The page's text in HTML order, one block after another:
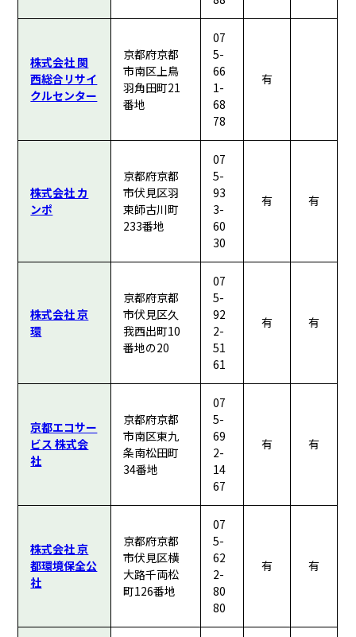
株式会社 関
西総合リサイ
クルセンター
京都府京都
市南区上鳥
羽角田町21
番地
07
5-
66
1-
68
78
有
株式会社 カ
ンポ
京都府京都
市伏見区羽
束師古川町
233番地
07
5-
93
3-
60
30
有 有
株式会社 京
環
京都府京都
市伏見区久
我西出町10
番地の20
07
5-
92
2-
51
61
有 有
京都エコサー
ビス 株式会
社
京都府京都
市南区東九
条南松田町
34番地
07
5-
69
2-
14
67
有 有
株式会社 京
都環境保全公
社
京都府京都
市伏見区横
大路千両松
町126番地
07
5-
62
2-
80
80
有 有